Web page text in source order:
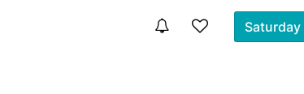
Saturday